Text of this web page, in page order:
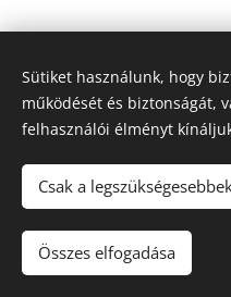
© 2026 Nagyfólia
Sütiket használunk, hogy
működését és biztonságát,
felhasználói élményt
Csak a
Összes elfogadása